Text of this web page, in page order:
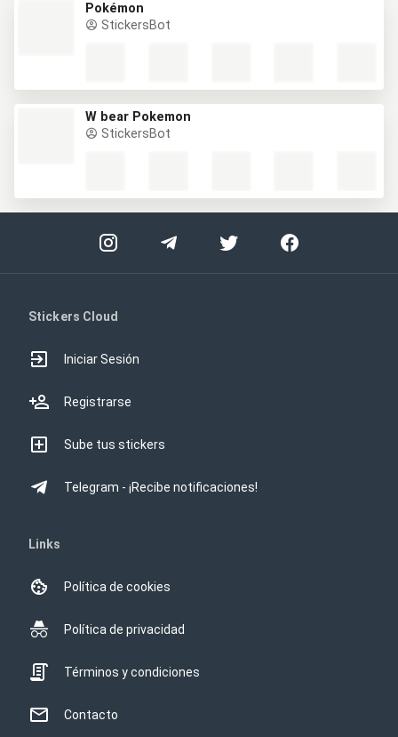
Pokémon
StickersBot
W bear Pokemon
StickersBot
Stickers Cloud
Iniciar Sesión
Registrarse
Sube tus stickers
Telegram - ¡Recibe notificaciones!
Links
Política de cookies
Política de privacidad
Términos y condiciones
Contacto